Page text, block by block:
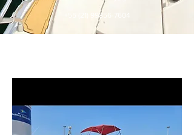
+55 (21) 99856-7604